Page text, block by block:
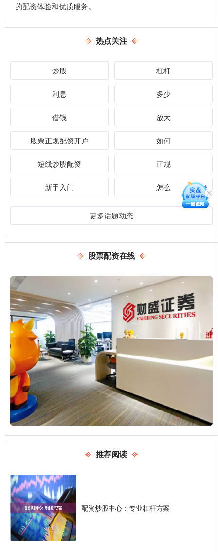
的配资体验和优质服务。
热点关注
炒股 杠杆
利息 多少
借钱 放大
股票正规配资开户 如何
短线炒股配资 正规
新手入门 怎么
更多话题动态
股票配资在线
推荐阅读
配资炒股中心：专业杠杆方案